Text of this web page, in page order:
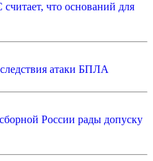
что оснований для
атаки БПЛА
России рады допуску